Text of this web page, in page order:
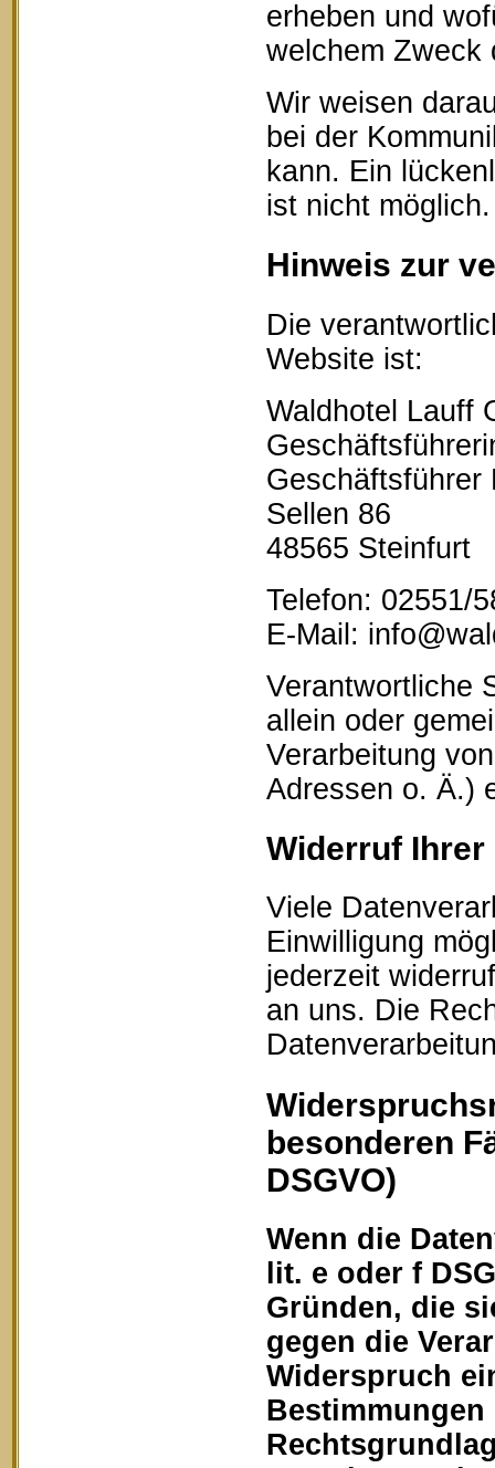
erheben und
welchem Zweck
Wir weisen
bei der
kann. Ein
ist nicht möglich.
Hinweis zur
Die
Website ist:
Waldhotel Lauff
Geschäftsführer
Sellen 86
48565 Steinfurt
Telefon: 02551/
E-Mail:
Verantwortliche
allein oder
Verarbeitung
Adressen o. Ä.)
Widerruf
Viele
Einwilligung
jederzeit
an uns. Die
besonderen
DSGVO)
Wenn die
lit. e oder f
Gründen, die
gegen die
Widerspruch